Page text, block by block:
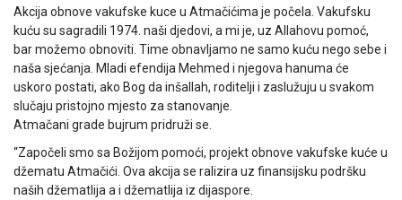
Akcija obnove vakufske kuce u Atmačićima je počela. Vakufsku
kuću su sagradili 1974. naši djedovi, a mi je, uz Allahovu pomoć,
bar možemo obnoviti. Time obnavljamo ne samo kuću nego sebe i
naša sjećanja. Mladi efendija Mehmed i njegova hanuma će
uskoro postati, ako Bog da inšallah, roditelji i zaslužuju u svakom
slučaju pristojno mjesto za stanovanje.
Atmačani grade bujrum pridruži se.
“Započeli smo sa Božijom pomoći, projekt obnove vakufske kuće u
džematu Atmačići. Ova akcija se ralizira uz finansijsku podršku
naših džematlija a i džematlija iz dijaspore.